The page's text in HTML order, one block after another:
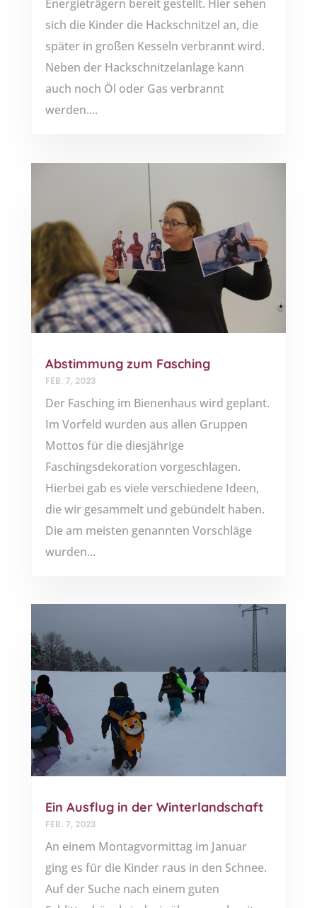
Energieträgern bereit gestellt. Hier sehen
sich die Kinder die Hackschnitzel an, die
später in großen Kesseln verbrannt wird.
Neben der Hackschnitzelanlage kann
auch noch Öl oder Gas verbrannt
werden....
Abstimmung zum Fasching
FEB. 7, 2023
Der Fasching im Bienenhaus wird geplant.
Im Vorfeld wurden aus allen Gruppen
Mottos für die diesjährige
Faschingsdekoration vorgeschlagen.
Hierbei gab es viele verschiedene Ideen,
die wir gesammelt und gebündelt haben.
Die am meisten genannten Vorschläge
wurden...
Ein Ausflug in der Winterlandschaft
FEB. 7, 2023
An einem Montagvormittag im Januar
ging es für die Kinder raus in den Schnee.
Auf der Suche nach einem guten